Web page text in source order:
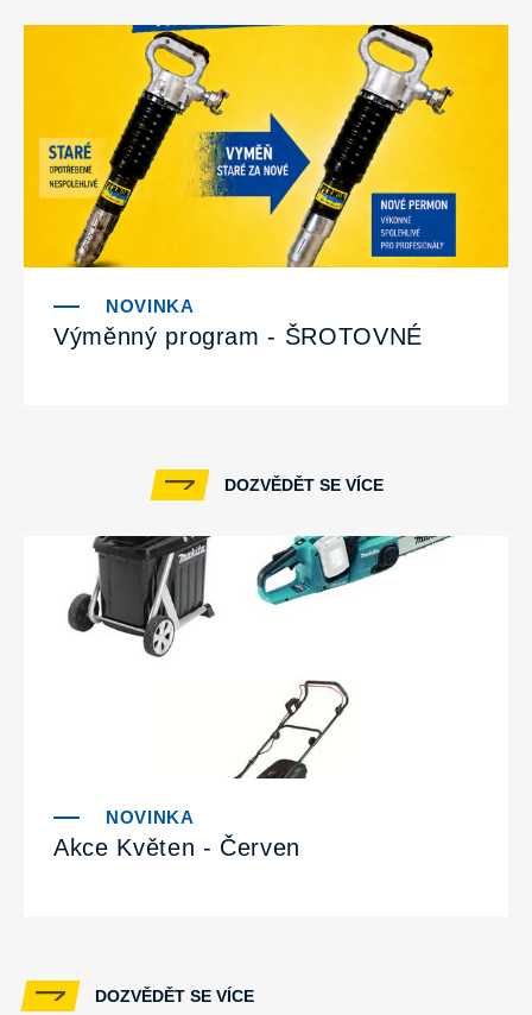
Výměnný program - ŠROTOVNÉ
DOZVĚDĚT SE VÍCE
Akce Květen - Červen
DOZVĚDĚT SE VÍCE